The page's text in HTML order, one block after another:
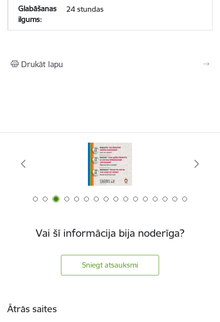
24 stundas
Drukāt lapu
Vai šī informācija bija noderīga?
Sniegt atsauksmi
Ātrās saites